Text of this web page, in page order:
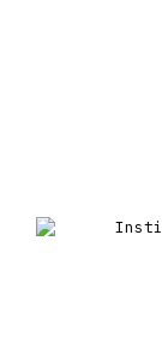
du journal de